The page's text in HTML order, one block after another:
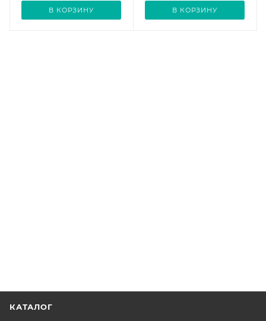
В КОРЗИНУ В КОРЗИНУ
КАТАЛОГ